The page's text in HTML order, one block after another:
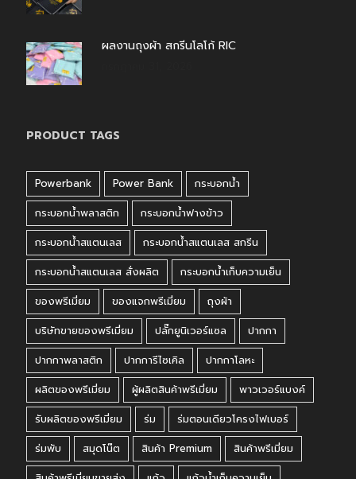
ผลงานถุงผ้า สกรีนโลโก้ RIC
PRODUCT TAGS
Powerbank Power Bank
กระบอกน้ำ
กระบอกน้ำพลาสติก
กระบอกน้ำฟางข้าว
กระบอกน้ำสแตนเลส
กระบอกน้ำสแตนเลส สกรีน
กระบอกน้ำสแตนเลส สั่งผลิต
กระบอกน้ำเก็บความเย็น
ของพรีเมี่ยม
ของแจกพรีเมี่ยม
ถุงผ้า
บริษัทขายของพรีเมี่ยม
ปลั๊กยูนิเวอร์แซล
ปากกา
ปากกาพลาสติก
ปากการีไซเคิล
ปากกาโลหะ
ผลิตของพรีเมี่ยม
ผู้ผลิตสินค้าพรีเมี่ยม
พาวเวอร์แบงค์
รับผลิตของพรีเมี่ยม
ร่ม
ร่มตอนเดียวโครงไฟเบอร์
ร่มพับ
สมุดโน๊ต สินค้า Premium
สินค้าพรีเมี่ยม